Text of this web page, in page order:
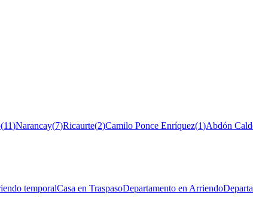
(11)Narancay(7)Ricaurte(2)Camilo Ponce Enríquez(1)Abdón
temporalCasa en TraspasoDepartamento en Arriendo